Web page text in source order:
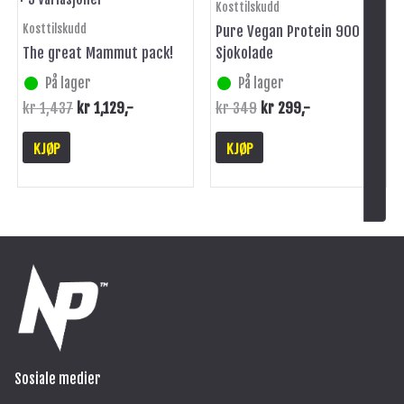
Kosttilskudd
The great Mammut pack!
På lager
kr1,437 kr1,129,-
KJØP
produktsiden
Kosttilskudd
Pure Vegan Protein 900 g
Sjokolade
På lager
kr349 kr 299,-
KJØP
Sosiale medier